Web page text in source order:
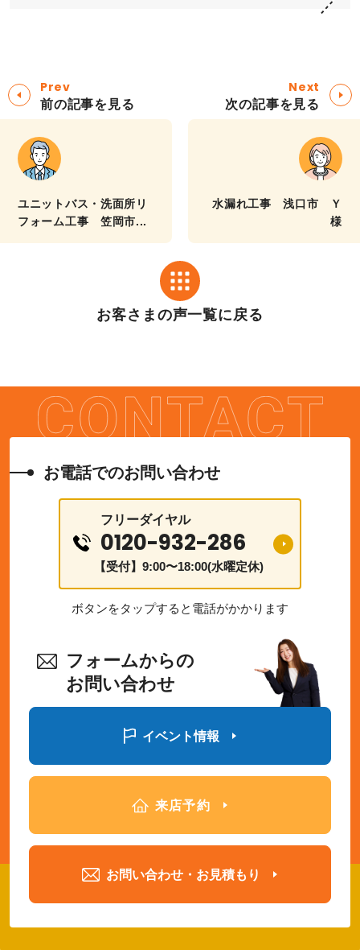
Prev
前の記事を見る
ユニットバス・洗面所リ
フォーム工事 笠岡市...
お客さまの声一覧に戻る
Next
次の記事を見る
水漏れ工事 浅口市 Ｙ
様
お電話でのお問い合わせ
フリーダイヤル
0120-932-286
【受付】9:00〜18:00(水曜定休)
ボタンをタップすると電話がかかります
フォームからの
お問い合わせ
イベント情報
来店予約
お問い合わせ・お見積もり